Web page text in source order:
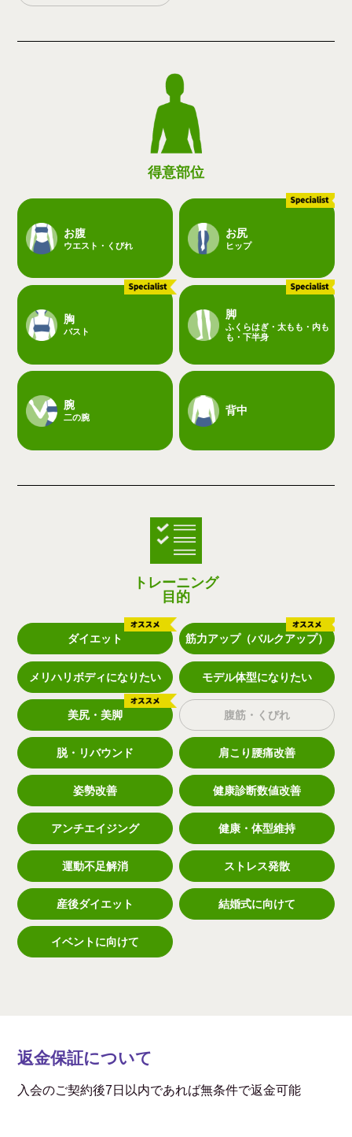
得意部位
お腹
ウエスト・くびれ
お尻
ヒップ
胸
バスト
脚
ふくらはぎ・太もも・内も
も・下半身
腕
二の腕
背中
トレーニング
目的
ダイエット 筋力アップ（バルクアップ）
メリハリボディになりたい モデル体型になりたい
美尻・美脚 腹筋・くびれ
脱・リバウンド 肩こり腰痛改善
姿勢改善 健康診断数値改善
アンチエイジング 健康・体型維持
運動不足解消 ストレス発散
産後ダイエット 結婚式に向けて
イベントに向けて
返金保証について
入会のご契約後7日以内であれば無条件で返金可能